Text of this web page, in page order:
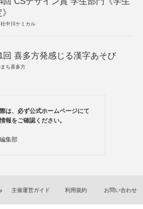
中川ケミカル
回 喜多方発感じる漢字あそび
ち喜多方
は、必ず公式ホームページにて
報をご確認ください。
集部
主催運営ガイド 利用規約 お問い合わせ